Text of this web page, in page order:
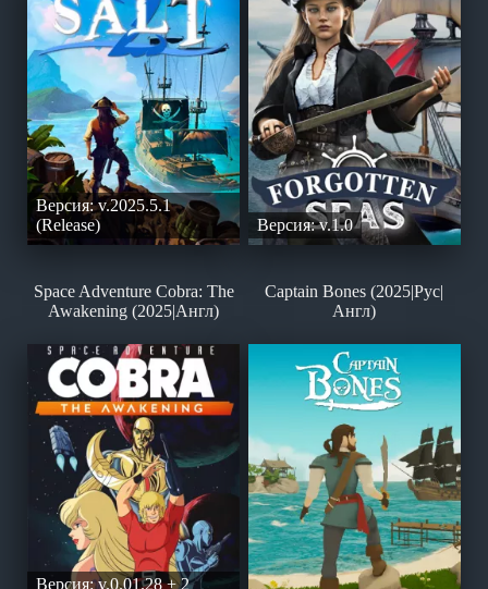
Версия: v.2025.5.1
(Release)
Версия: v.1.0
Space Adventure Cobra: The
Awakening (2025|Англ)
Версия: v.0.01.28 + 2
Captain Bones (2025|Рус|
Англ)